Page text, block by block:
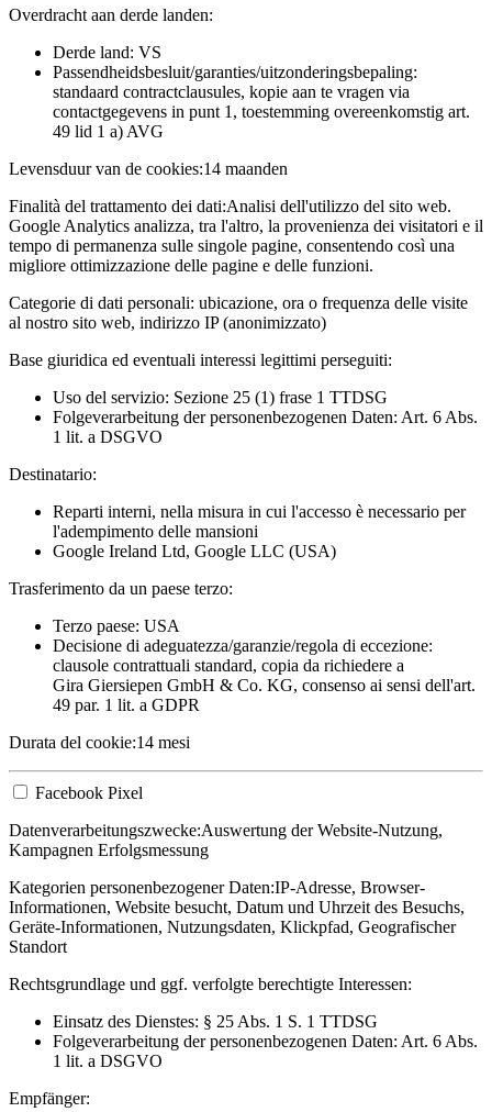
Overdracht aan derde landen:
Derde land: VS
Passendheidsbesluit/garanties/uitzonderingsbepaling:
standaard contractclausules, kopie aan te vragen via
contactgegevens in punt 1, toestemming overeenkomstig art.
49 lid 1 a) AVG
Levensduur van de cookies:14 maanden
Finalità del trattamento dei dati:Analisi dell'utilizzo del sito web.
Google Analytics analizza, tra l'altro, la provenienza dei visitatori e il
tempo di permanenza sulle singole pagine, consentendo così una
migliore ottimizzazione delle pagine e delle funzioni.
Categorie di dati personali: ubicazione, ora o frequenza delle visite
al nostro sito web, indirizzo IP (anonimizzato)
Base giuridica ed eventuali interessi legittimi perseguiti:
Uso del servizio: Sezione 25 (1) frase 1 TTDSG
Folgeverarbeitung der personenbezogenen Daten: Art. 6 Abs.
1 lit. a DSGVO
Destinatario:
Reparti interni, nella misura in cui l'accesso è necessario per
l'adempimento delle mansioni
Google Ireland Ltd, Google LLC (USA)
Trasferimento da un paese terzo:
Terzo paese: USA
Decisione di adeguatezza/garanzie/regola di eccezione:
clausole contrattuali standard, copia da richiedere a
Gira Giersiepen GmbH & Co. KG, consenso ai sensi dell'art.
49 par. 1 lit. a GDPR
Durata del cookie:14 mesi
Facebook Pixel
Datenverarbeitungszwecke:Auswertung der Website-Nutzung,
Kampagnen Erfolgsmessung
Kategorien personenbezogener Daten:IP-Adresse, Browser-
Informationen, Website besucht, Datum und Uhrzeit des Besuchs,
Geräte-Informationen, Nutzungsdaten, Klickpfad, Geografischer
Standort
Rechtsgrundlage und ggf. verfolgte berechtigte Interessen:
Einsatz des Dienstes: § 25 Abs. 1 S. 1 TTDSG
Folgeverarbeitung der personenbezogenen Daten: Art. 6 Abs.
1 lit. a DSGVO
Empfänger: